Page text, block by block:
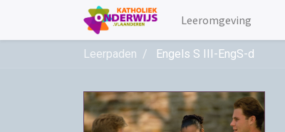
Leeromgeving
Leerpaden Engels S III-EngS-d